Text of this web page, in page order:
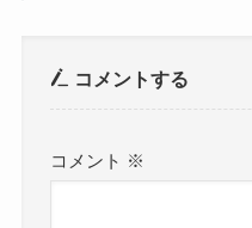
コメントする
コメント ※